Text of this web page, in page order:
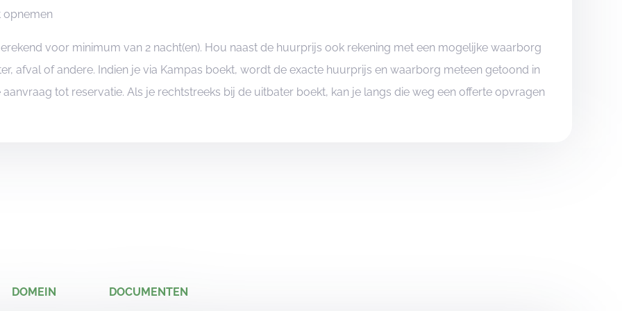
opnemen
voor minimum van 2 nacht(en). Hou naast de huurprijs ook rekening met een mogelijke waarborg
afval of andere. Indien je via Kampas boekt, wordt de exacte huurprijs en waarborg meteen getoond in
tot reservatie. Als je rechtstreeks bij de uitbater boekt, kan je langs die weg een offerte opvragen
DOMEIN DOCUMENTEN